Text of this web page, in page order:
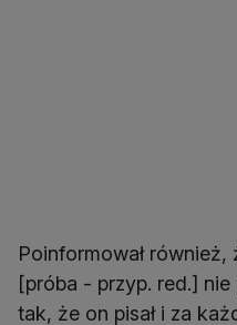
Poinformował
[próba - przyp. red.] nie
tak, że on pisał i za